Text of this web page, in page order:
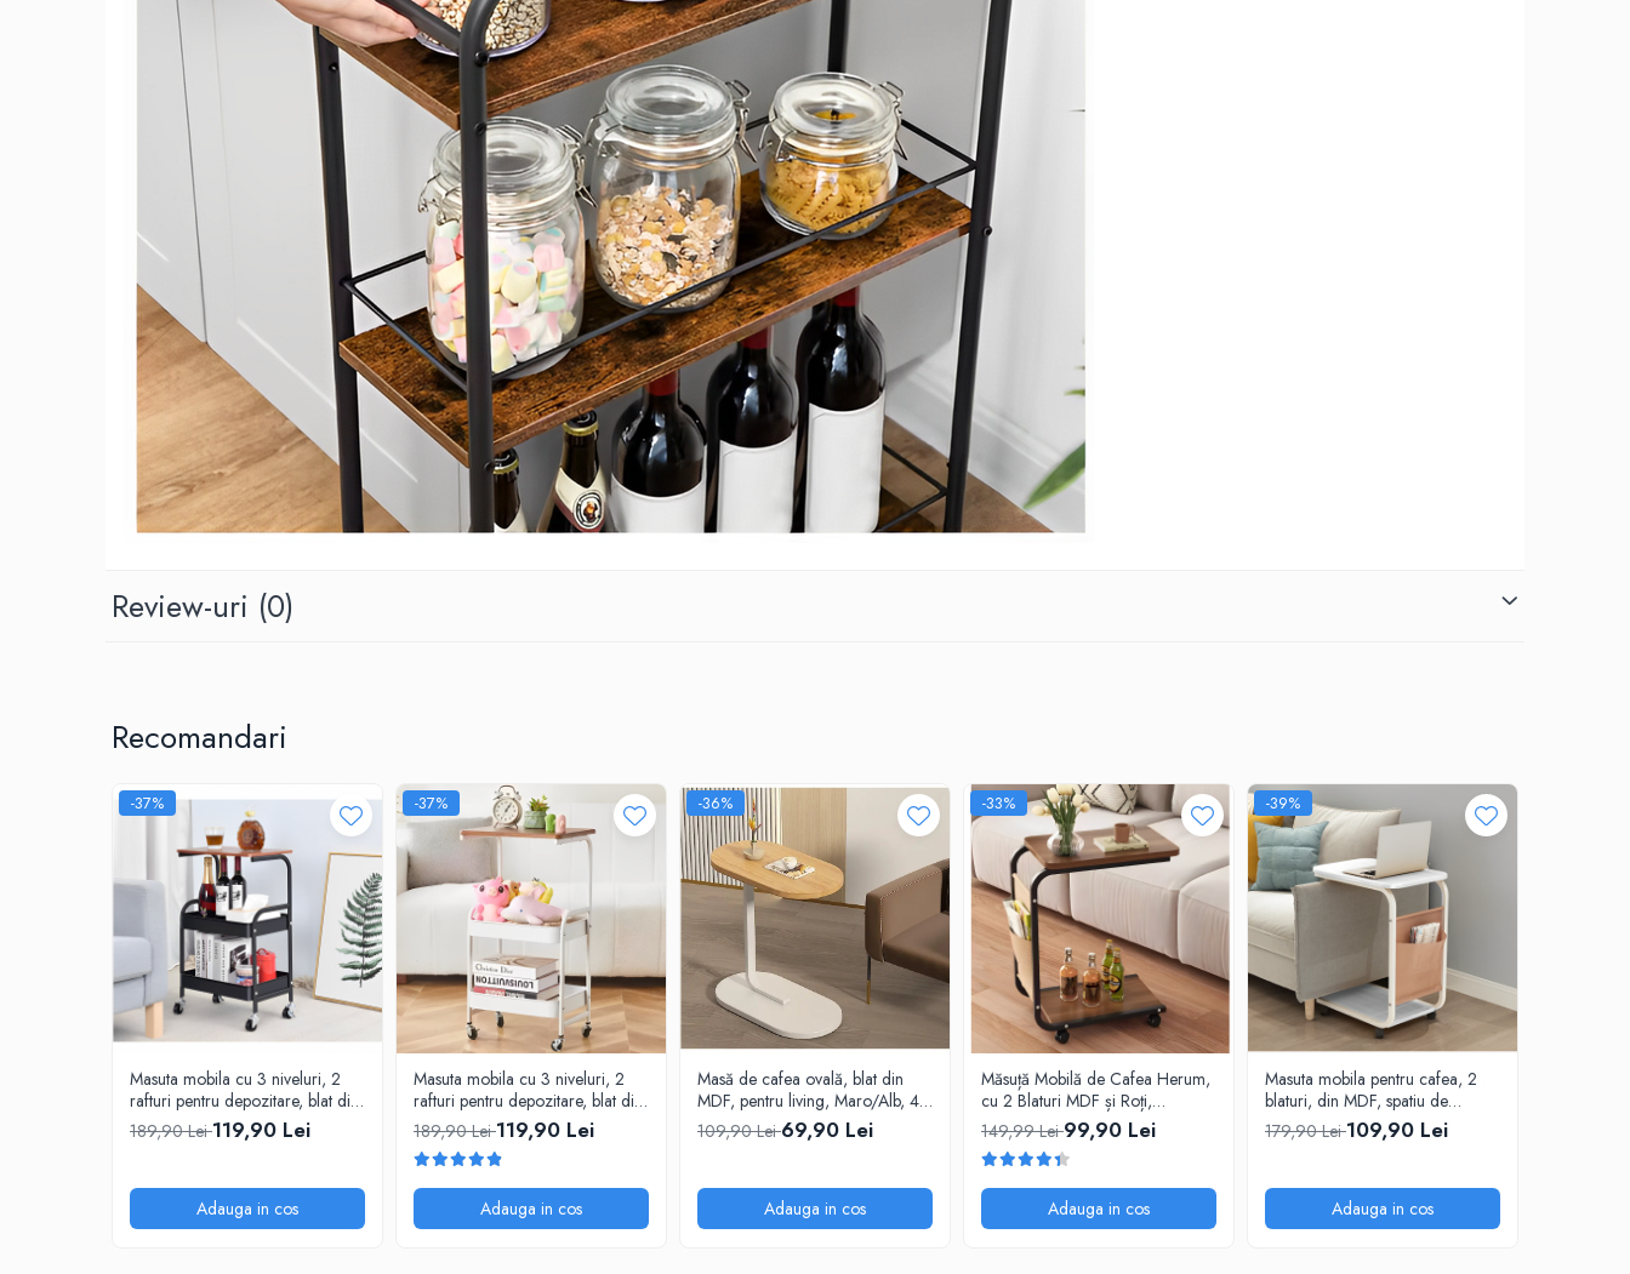
Review-uri (0)
Recomandari
-37%
Masuta mobila cu 3 niveluri, 2
rafturi pentru depozitare, blat din
MDF, Negru/Maro, 43 x 30 x 77
cm
189,90 Lei119,90 Lei
Adauga in cos
-37%
Masuta mobila cu 3 niveluri, 2
rafturi pentru depozitare, blat din
MDF, Alb/Maro, 43 x 30 x 77
cm
189,90 Lei119,90 Lei
Adauga in cos
-36%
Masă de cafea ovală, blat din
MDF, pentru living, Maro/Alb, 45
x 28 x 59.5 cm
109,90 Lei69,90 Lei
Adauga in cos
-33%
Măsuță Mobilă de Cafea Herum,
cu 2 Blaturi MDF și Roți,
Maro/Negru – 45 x 30 x 65 cm
149,99 Lei99,90 Lei
Adauga in cos
-39%
Masuta mobila pentru cafea, 2
blaturi, din MDF, spatiu de
depozitare, Alb-Gri, 45 x 30 x
65 cm
179,90 Lei109,90 Lei
Adauga in cos